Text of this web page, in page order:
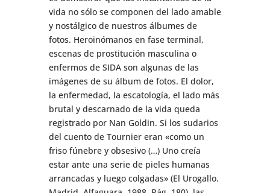
vida no sólo se componen del lado amable
y nostálgico de nuestros álbumes de
fotos. Heroinómanos en fase terminal,
escenas de prostitución masculina o
enfermos de SIDA son algunas de las
imágenes de su álbum de fotos. El dolor,
la enfermedad, la escatología, el lado más
brutal y descarnado de la vida queda
registrado por Nan Goldin. Si los sudarios
del cuento de Tournier eran «como un
friso fúnebre y obsesivo (…) Uno creía
estar ante una serie de pieles humanas
arrancadas y luego colgadas» (El Urogallo.